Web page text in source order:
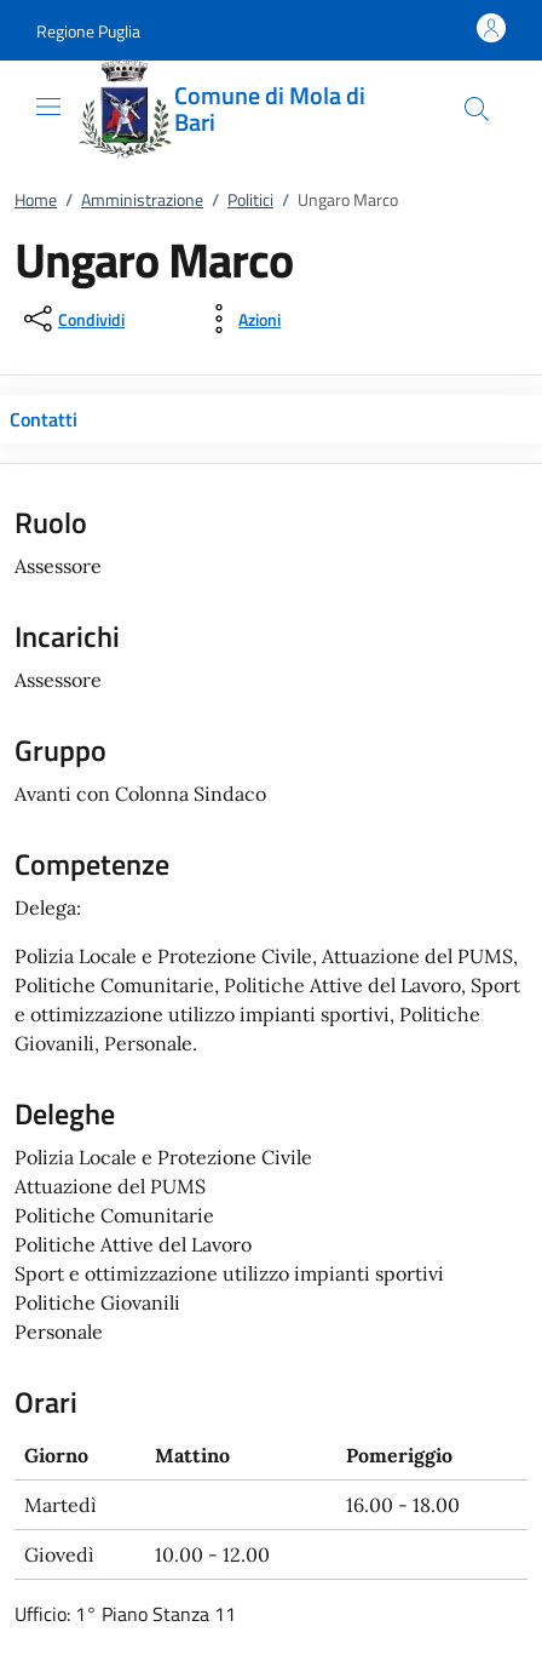
Regione Puglia
Comune di Mola di
Bari
Home / Amministrazione / Politici / Ungaro Marco
Ungaro Marco
Condividi Azioni
Contatti
Ruolo
Assessore
Incarichi
Assessore
Gruppo
Avanti con Colonna Sindaco
Competenze
Delega:
Polizia Locale e Protezione Civile, Attuazione del PUMS,
Politiche Comunitarie, Politiche Attive del Lavoro, Sport
e ottimizzazione utilizzo impianti sportivi, Politiche
Giovanili, Personale.
Deleghe
Polizia Locale e Protezione Civile
Attuazione del PUMS
Politiche Comunitarie
Politiche Attive del Lavoro
Sport e ottimizzazione utilizzo impianti sportivi
Politiche Giovanili
Personale
Orari
Giorno Mattino Pomeriggio
Martedì 16.00 - 18.00
Giovedì 10.00 - 12.00
Ufficio: 1° Piano Stanza 11